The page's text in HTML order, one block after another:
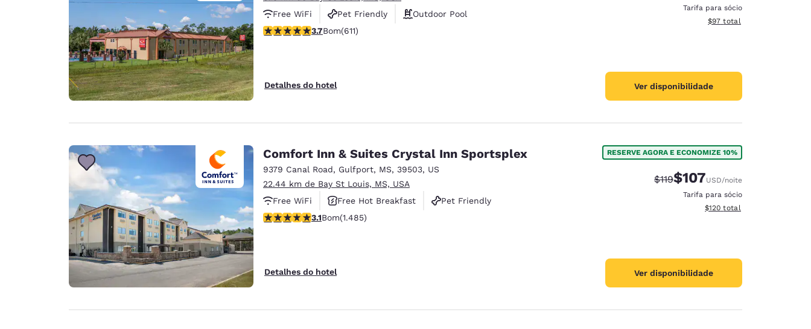
Free WiFi
Pet Friendly
Outdoor Pool
classificação 3.73 estrelas. Bom. 611 avaliações
3.7Bom(611)
Detalhes do hotel
Tarifa para sócio
Exibir detalhes do total
$97 total
Ver disponibilidade
Comfort Inn & Suites Crystal Inn Sportsplex
9379 Canal Road, Gulfport, MS, 39503, US
22.44 km de Bay St Louis, MS, USA
Free WiFi
Free Hot Breakfast
Pet Friendly
classificação 3.15 estrelas. Bom. 1485 avaliações
3.1Bom(1.485)
Detalhes do hotel
RESERVE AGORA E ECONOMIZE 10%
Tarifa anterior “tachada”:
$119Tarifa com desconto:
$107USD/noite
Tarifa para sócio
Exibir detalhes do total
$120 total
Ver disponibilidade